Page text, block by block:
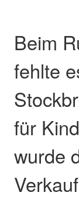
Beim
fehlte
für
wurde